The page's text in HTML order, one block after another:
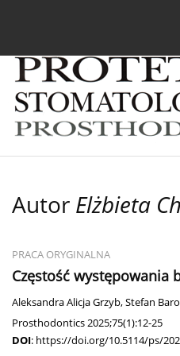
Autor Elżbieta
PRACA ORYGINALNA
Częstość występowania
Aleksandra Alicja Grzyb,Stefan
Prosthodontics 2025;75(1):12-25
DOI: https://doi.org/10.5114/ps/